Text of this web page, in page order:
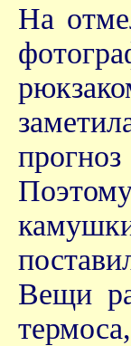
На
Вещи